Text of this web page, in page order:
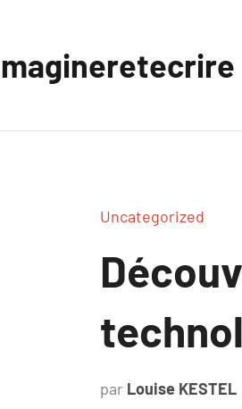
Uncategorized
par Louise KESTEL